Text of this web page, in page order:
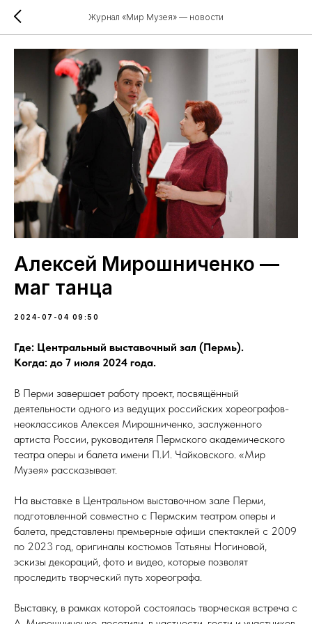
Журнал «Мир Музея» — новости
Алексей Мирошниченко —
маг танца
2024-07-04 09:50
Где: Центральный выставочный зал (Пермь).
Когда: до 7 июля 2024 года.
В Перми завершает работу проект, посвящённый
деятельности одного из ведущих российских хореографов-
неоклассиков Алексея Мирошниченко, заслуженного
артиста России, руководителя Пермского академического
театра оперы и балета имени П.И. Чайковского. «Мир
Музея» рассказывает.
На выставке в Центральном выставочном зале Перми,
подготовленной совместно с Пермским театром оперы и
балета, представлены премьерные афиши спектаклей с 2009
по 2023 год, оригиналы костюмов Татьяны Ногиновой,
эскизы декораций, фото и видео, которые позволят
проследить творческий путь хореографа.
Выставку, в рамках которой состоялась творческая встреча с